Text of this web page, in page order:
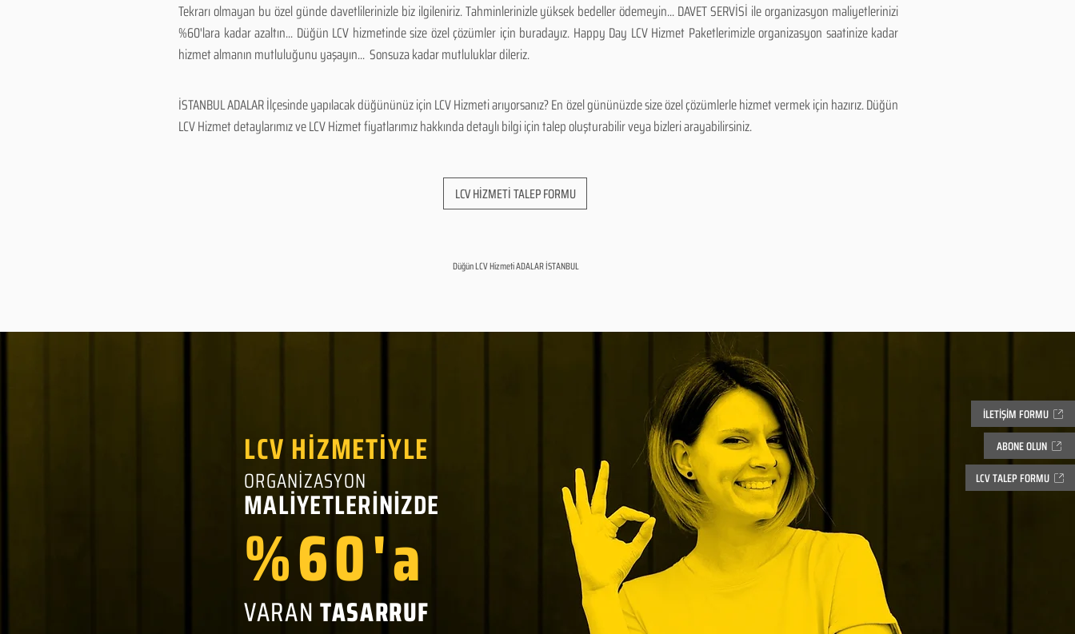
ABONE OLUN
LCV TALEP FORMU
İLETİŞİM FORMU
Tekrarı olmayan bu özel günde davetlilerinizle biz ilgileniriz. Tahminlerinizle yüksek bedeller ödemeyin... DAVET SERVİSİ ile organizasyon maliyetlerinizi
%60'lara kadar azaltın... Düğün LCV hizmetinde size özel çözümler için buradayız. Happy Day LCV Hizmet Paketlerimizle organizasyon saatinize kadar
hizmet almanın mutluluğunu yaşayın... Sonsuza kadar mutluluklar dileriz.
İSTANBUL ADALAR İlçesinde yapılacak düğününüz için LCV Hizmeti arıyorsanız? En özel gününüzde size özel çözümlerle hizmet vermek için hazırız. Düğün
LCV Hizmet detaylarımız ve LCV Hizmet fiyatlarımız hakkında detaylı bilgi için talep oluşturabilir veya bizleri arayabilirsiniz.
LCV HİZMETİ TALEP FORMU
Düğün LCV Hizmeti ADALAR İSTANBUL
LCV HİZMETİYLE
ORGANİZASYON
MALİYETLERİNİZDE
%60'a
VARANTASARRUF